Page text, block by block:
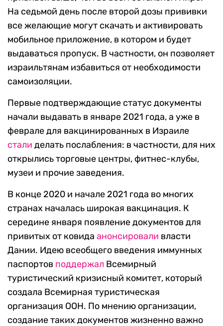
На седьмой день после второй дозы прививки
все желающие могут скачать и активировать
мобильное приложение, в котором и будет
выдаваться пропуск. В частности, он позволяет
израильтянам избавиться от необходимости
самоизоляции.
Первые подтверждающие статус документы
начали выдавать в январе 2021 года, а уже в
феврале для вакцинированных в Израиле
стали делать послабления: в частности, для них
открылись торговые центры, фитнес-клубы,
музеи и прочие заведения.
В конце 2020 и начале 2021 года во многих
странах началась широкая вакцинация. К
середине января появление документов для
привитых от ковида анонсировали власти
Дании. Идею всеобщего введения иммунных
паспортов поддержал Всемирный
туристический кризисный комитет, который
создала Всемирная туристическая
организация ООН. По мнению организации,
создание таких документов жизненно важно